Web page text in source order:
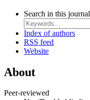
Search in this journal
Index of authors
RSS feed
Website
About
Peer-reviewed